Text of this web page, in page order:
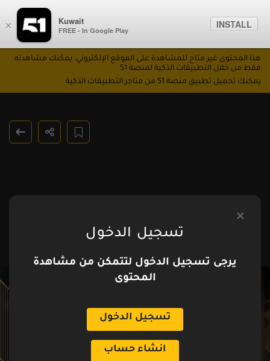
× Kuwait
FREE - In Google Play
INSTALL
هذا المحتوى غير متاح للمشاهدة على الموقع الإلكتروني، يمكنك مشاهدته
فقط من خلال التطبيقات الذكية لمنصة 51
يمكنك تحميل تطبيق منصة 51 من متاجر التطبيقات الذكية
تسجيل الدخول
يرجى تسجيل الدخول لتتمكن من مشاهدة
المحتوى
تسجيل الدخول
انشاء حساب